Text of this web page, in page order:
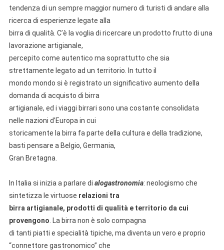
tendenza di un sempre maggior numero di turisti di andare alla
ricerca di esperienze legate alla
birra di qualità. C’è la voglia di ricercare un prodotto frutto di una
lavorazione artigianale,
percepito come autentico ma soprattutto che sia
strettamente legato ad un territorio. In tutto il
mondo mondo si è registrato un significativo aumento della
domanda di acquisto di birra
artigianale, ed i viaggi birrari sono una costante consolidata
nelle nazioni d’Europa in cui
storicamente la birra fa parte della cultura e della tradizione,
basti pensare a Belgio, Germania,
Gran Bretagna.
In Italia si inizia a parlare di alogastronomia: neologismo che
sintetizza le virtuose relazioni tra
birra artigianale, prodotti di qualità e territorio da cui
provengono . La birra non è solo compagna
di tanti piatti e specialità tipiche, ma diventa un vero e proprio
“connettore gastronomico” che